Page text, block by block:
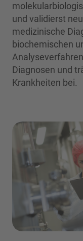
und validierst
medizinische
biochemischen
Diagnosen und
Krankheiten bei.